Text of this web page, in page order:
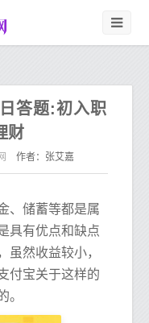
答题:初入职
财
作者：张艾嘉
、储蓄等都是属
具有优点和缺点
虽然收益较小，
付宝关于这样的
。